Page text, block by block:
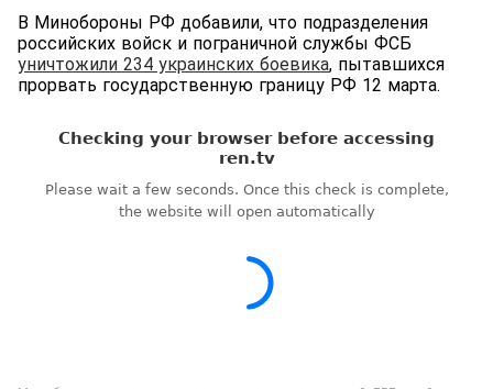
В Минобороны РФ добавили, что подразделения
российских войск и пограничной службы ФСБ
уничтожили 234 украинских боевика, пытавшихся
прорвать государственную границу РФ 12 марта.